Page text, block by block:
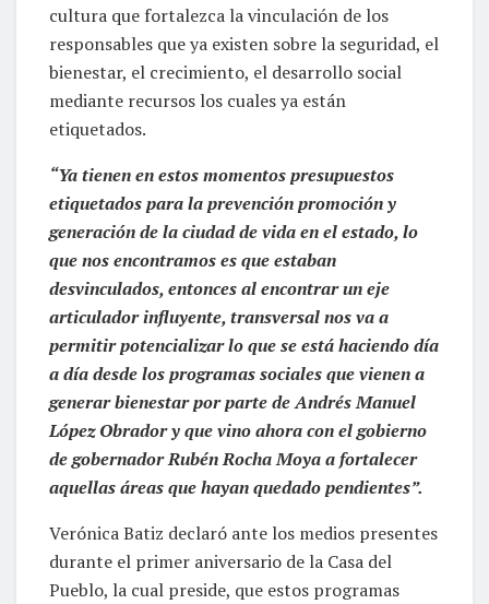
cultura que fortalezca la vinculación de los
responsables que ya existen sobre la seguridad, el
bienestar, el crecimiento, el desarrollo social
mediante recursos los cuales ya están
etiquetados.
“Ya tienen en estos momentos presupuestos
etiquetados para la prevención promoción y
generación de la ciudad de vida en el estado, lo
que nos encontramos es que estaban
desvinculados, entonces al encontrar un eje
articulador influyente, transversal nos va a
permitir potencializar lo que se está haciendo día
a día desde los programas sociales que vienen a
generar bienestar por parte de Andrés Manuel
López Obrador y que vino ahora con el gobierno
de gobernador Rubén Rocha Moya a fortalecer
aquellas áreas que hayan quedado pendientes”.
Verónica Batiz declaró ante los medios presentes
durante el primer aniversario de la Casa del
Pueblo, la cual preside, que estos programas